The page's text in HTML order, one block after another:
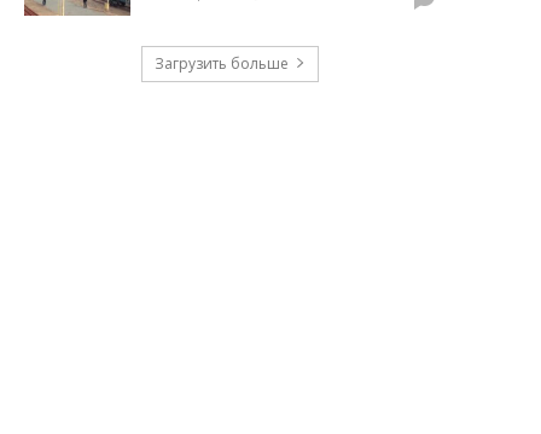
Загрузить больше